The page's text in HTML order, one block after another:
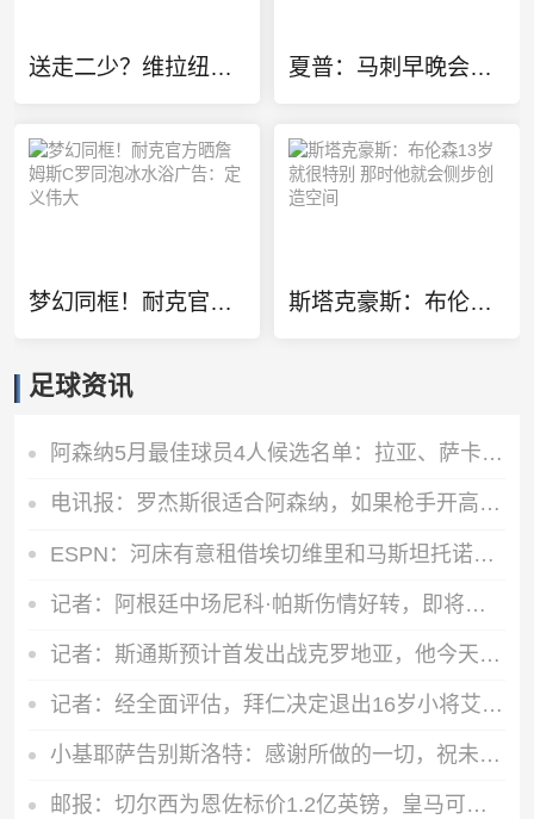
送走二少？维拉纽瓦：雷霆该用切特+多特+杰伦威去换字母哥 夏普：马刺早晚会送走福克斯 哈珀太强了不能总让他打替补
梦幻同框！耐克官方晒詹姆斯C罗同泡冰水浴广告：定义伟大 斯塔克豪斯：布伦森13岁就很特别 那时他就会侧步创造空间
足球资讯
阿森纳5月最佳球员4人候选名单：拉亚、萨卡、哈弗茨、约克雷斯
电讯报：罗杰斯很适合阿森纳，如果枪手开高价维拉留人态度或改变
ESPN：河床有意租借埃切维里和马斯坦托诺，和曼城及皇马初步接触
记者：阿根廷中场尼科·帕斯伤情好转，即将恢复正常训练
记者：斯通斯预计首发出战克罗地亚，他今天参加了球队训练
记者：经全面评估，拜仁决定退出16岁小将艾希霍恩争夺战
小基耶萨告别斯洛特：感谢所做的一切，祝未来一切顺利
邮报：切尔西为恩佐标价1.2亿英镑，皇马可能加入赫伊森来交换